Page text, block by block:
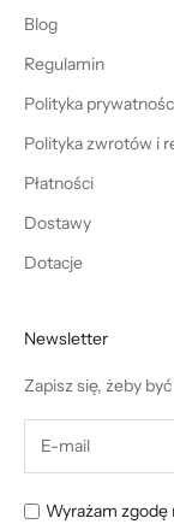
Blog
Regulamin
Polityka
Polityka zwrotów i
Płatności
Dostawy
Dotacje
Newsletter
Zapisz się, żeby
Wyrażam zgodę